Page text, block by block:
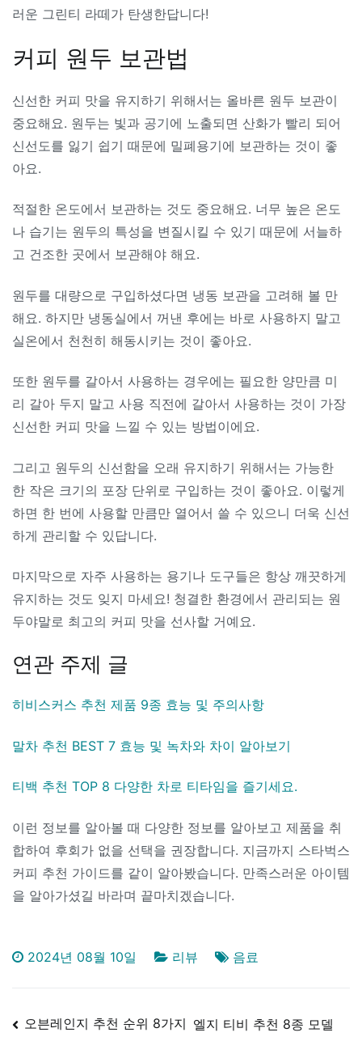
러운 그린티 라떼가 탄생한답니다!
커피 원두 보관법
신선한 커피 맛을 유지하기 위해서는 올바른 원두 보관이
중요해요. 원두는 빛과 공기에 노출되면 산화가 빨리 되어
신선도를 잃기 쉽기 때문에 밀폐용기에 보관하는 것이 좋
아요.
적절한 온도에서 보관하는 것도 중요해요. 너무 높은 온도
나 습기는 원두의 특성을 변질시킬 수 있기 때문에 서늘하
고 건조한 곳에서 보관해야 해요.
원두를 대량으로 구입하셨다면 냉동 보관을 고려해 볼 만
해요. 하지만 냉동실에서 꺼낸 후에는 바로 사용하지 말고
실온에서 천천히 해동시키는 것이 좋아요.
또한 원두를 갈아서 사용하는 경우에는 필요한 양만큼 미
리 갈아 두지 말고 사용 직전에 갈아서 사용하는 것이 가장
신선한 커피 맛을 느낄 수 있는 방법이에요.
그리고 원두의 신선함을 오래 유지하기 위해서는 가능한
한 작은 크기의 포장 단위로 구입하는 것이 좋아요. 이렇게
하면 한 번에 사용할 만큼만 열어서 쓸 수 있으니 더욱 신선
하게 관리할 수 있답니다.
마지막으로 자주 사용하는 용기나 도구들은 항상 깨끗하게
유지하는 것도 잊지 마세요! 청결한 환경에서 관리되는 원
두야말로 최고의 커피 맛을 선사할 거예요.
연관 주제 글
히비스커스 추천 제품 9종 효능 및 주의사항
말차 추천 BEST 7 효능 및 녹차와 차이 알아보기
티백 추천 TOP 8 다양한 차로 티타임을 즐기세요.
이런 정보를 알아볼 때 다양한 정보를 알아보고 제품을 취
합하여 후회가 없을 선택을 권장합니다. 지금까지 스타벅스
커피 추천 가이드를 같이 알아봤습니다. 만족스러운 아이템
을 알아가셨길 바라며 끝마치겠습니다.
2024년 08월 10일 리뷰 음료
글오븐레인지 추천 순위 8가지 엘지 티비 추천 8종 모델